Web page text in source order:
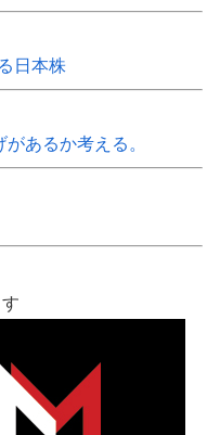
日本株
あるか考える。